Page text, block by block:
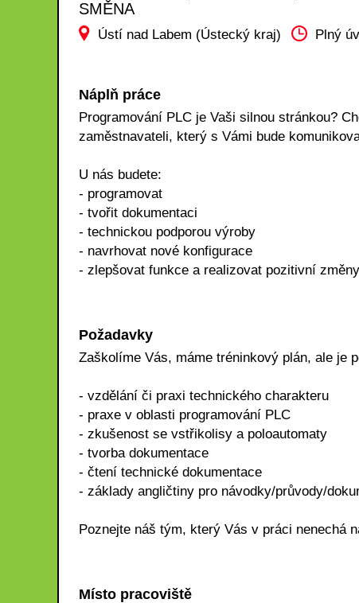
SMĚNA
Ústí nad Labem (Ústecký kraj) Plný
Náplň práce
Programování PLC je Vaši silnou stránkou?
zaměstnavateli, který s Vámi bude
U nás budete:
- programovat
- tvořit dokumentaci
- technickou podporou výroby
- navrhovat nové konfigurace
- zlepšovat funkce a realizovat pozitivní změny
Požadavky
Zaškolíme Vás, máme tréninkový plán, ale je
- vzdělání či praxi technického charakteru
- praxe v oblasti programování PLC
- zkušenost se vstřikolisy a poloautomaty
- tvorba dokumentace
- čtení technické dokumentace
- základy angličtiny pro návodky/průvody/
Poznejte náš tým, který Vás v práci nenechá
Místo pracoviště